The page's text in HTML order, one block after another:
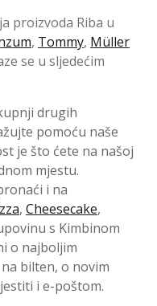
proizvoda Riba u
, Tommy, Müller
se u sljedećim
drugih
pomoću naše
je što ćete na našoj
mjestu.
i na
, Cheesecake,
s Kimbinom
o najboljim
bilten, o novim
i e-poštom.